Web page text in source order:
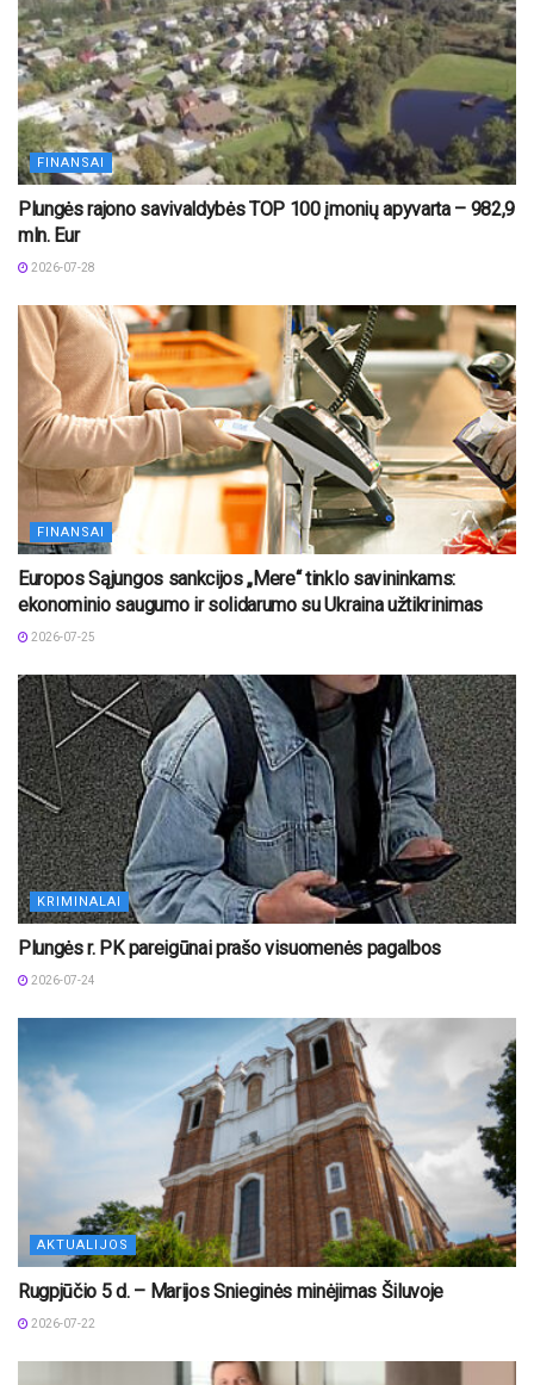
FINANSAI
Plungės rajono savivaldybės TOP 100 įmonių apyvarta – 982,9
mln. Eur
2026-07-28
FINANSAI
Europos Sąjungos sankcijos „Mere“ tinklo savininkams:
ekonominio saugumo ir solidarumo su Ukraina užtikrinimas
2026-07-25
KRIMINALAI
Plungės r. PK pareigūnai prašo visuomenės pagalbos
2026-07-24
AKTUALIJOS
Rugpjūčio 5 d. – Marijos Snieginės minėjimas Šiluvoje
2026-07-22